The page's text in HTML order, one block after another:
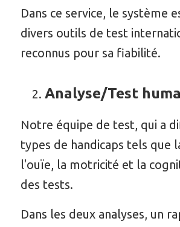
Dans ce service, le système
divers outils de test
reconnus pour sa fiabilité.
Analyse/Test
Notre équipe de test, qui a
types de handicaps tels que
l'ouïe, la motricité et la
des tests.
Dans les deux analyses, un